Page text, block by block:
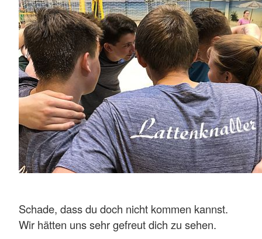
Schade, dass du doch nicht kommen kannst.
Wir hätten uns sehr gefreut dich zu sehen.